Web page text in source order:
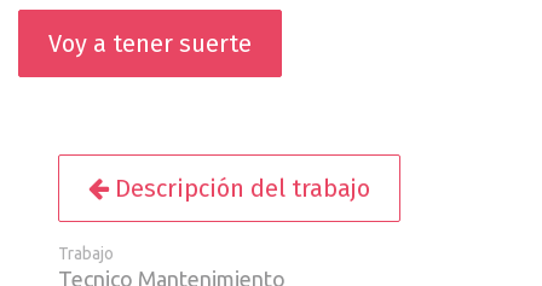
Voy a tener suerte
Descripción del trabajo
Trabajo
Tecnico Mantenimiento